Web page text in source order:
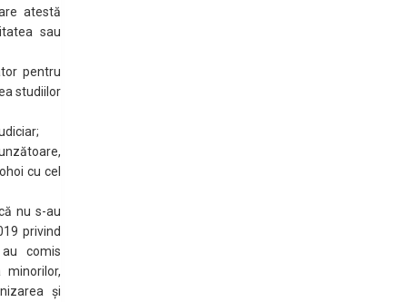
atestă
sau
pentru
studiilor
cu cel
nu s-au
privind
comis
și